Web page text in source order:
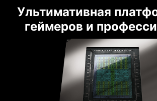
Ультимативная
геймеров и